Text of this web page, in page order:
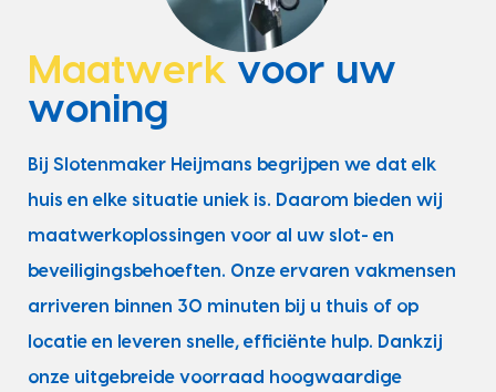
Maatwerk voor uw
woning
Bij Slotenmaker Heijmans begrijpen we dat elk
huis en elke situatie uniek is. Daarom bieden wij
maatwerkoplossingen voor al uw slot- en
beveiligingsbehoeften. Onze ervaren vakmensen
arriveren binnen 30 minuten bij u thuis of op
locatie en leveren snelle, efficiënte hulp. Dankzij
onze uitgebreide voorraad hoogwaardige